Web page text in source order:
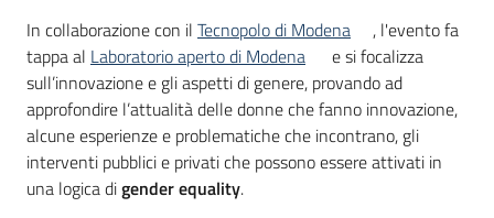
In collaborazione con il Tecnopolo di Modena
, l'evento fa
tappa al Laboratorio aperto di Modena
e si focalizza
sull’innovazione e gli aspetti di genere, provando ad
approfondire l’attualità delle donne che fanno innovazione,
alcune esperienze e problematiche che incontrano, gli
interventi pubblici e privati che possono essere attivati in
una logica digender equality.